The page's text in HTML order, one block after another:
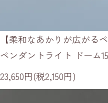
【柔和なあかりが広がる
ペンダントライト ドーム
23,650円(税2,150円)